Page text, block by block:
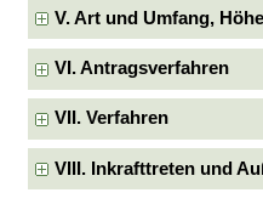
V. Art und Umfang,
VI. Antragsverfahren
VII. Verfahren
VIII. Inkrafttreten und